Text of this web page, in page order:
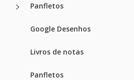
Panfletos
Google Desenhos
Livros de notas
Panfletos